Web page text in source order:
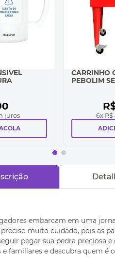
juros
CARRINHO
PEBOLIM
6x
embarcam em uma
muito cuidado, pois as
pegar sua pedra preciosa
familiares e descubra quem é